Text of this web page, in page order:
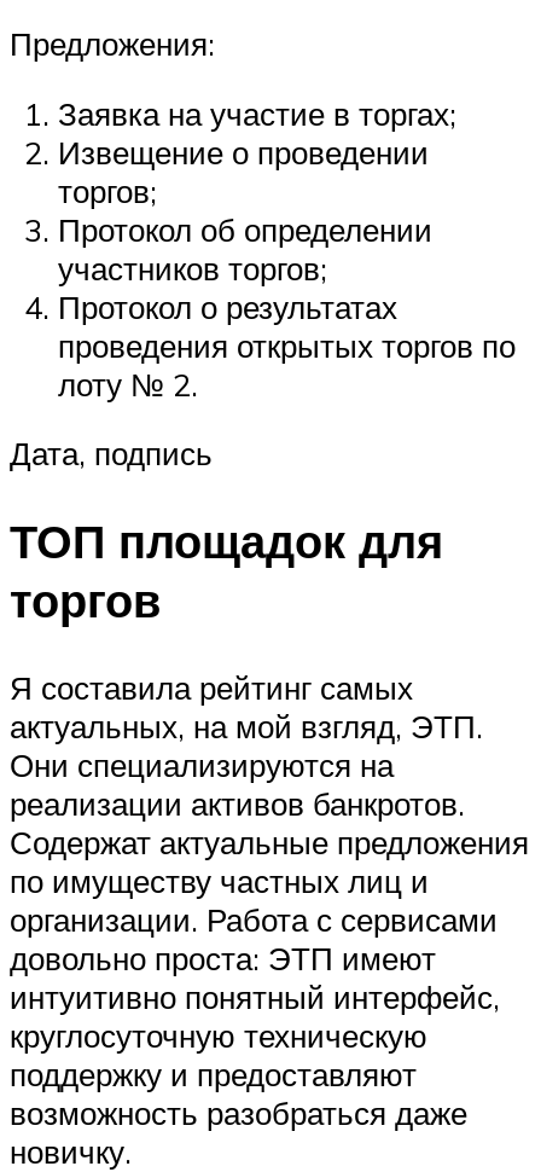
Предложения:
Заявка на участие в торгах;
Извещение о проведении
торгов;
Протокол об определении
участников торгов;
Протокол о результатах
проведения открытых торгов по
лоту № 2.
Дата, подпись
ТОП площадок для
торгов
Я составила рейтинг самых
актуальных, на мой взгляд, ЭТП.
Они специализируются на
реализации активов банкротов.
Содержат актуальные предложения
по имуществу частных лиц и
организации. Работа с сервисами
довольно проста: ЭТП имеют
интуитивно понятный интерфейс,
круглосуточную техническую
поддержку и предоставляют
возможность разобраться даже
новичку.